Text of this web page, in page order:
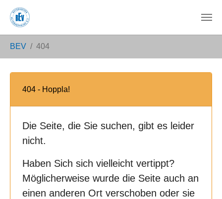
BEV 404
404 - Hoppla!
Die Seite, die Sie suchen, gibt es leider
nicht.
Haben Sich sich vielleicht vertippt?
Möglicherweise wurde die Seite auch an
einen anderen Ort verschoben oder sie